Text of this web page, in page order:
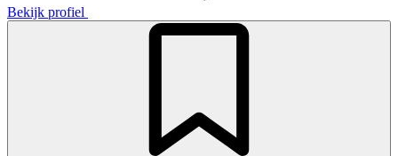
Bekijk profiel